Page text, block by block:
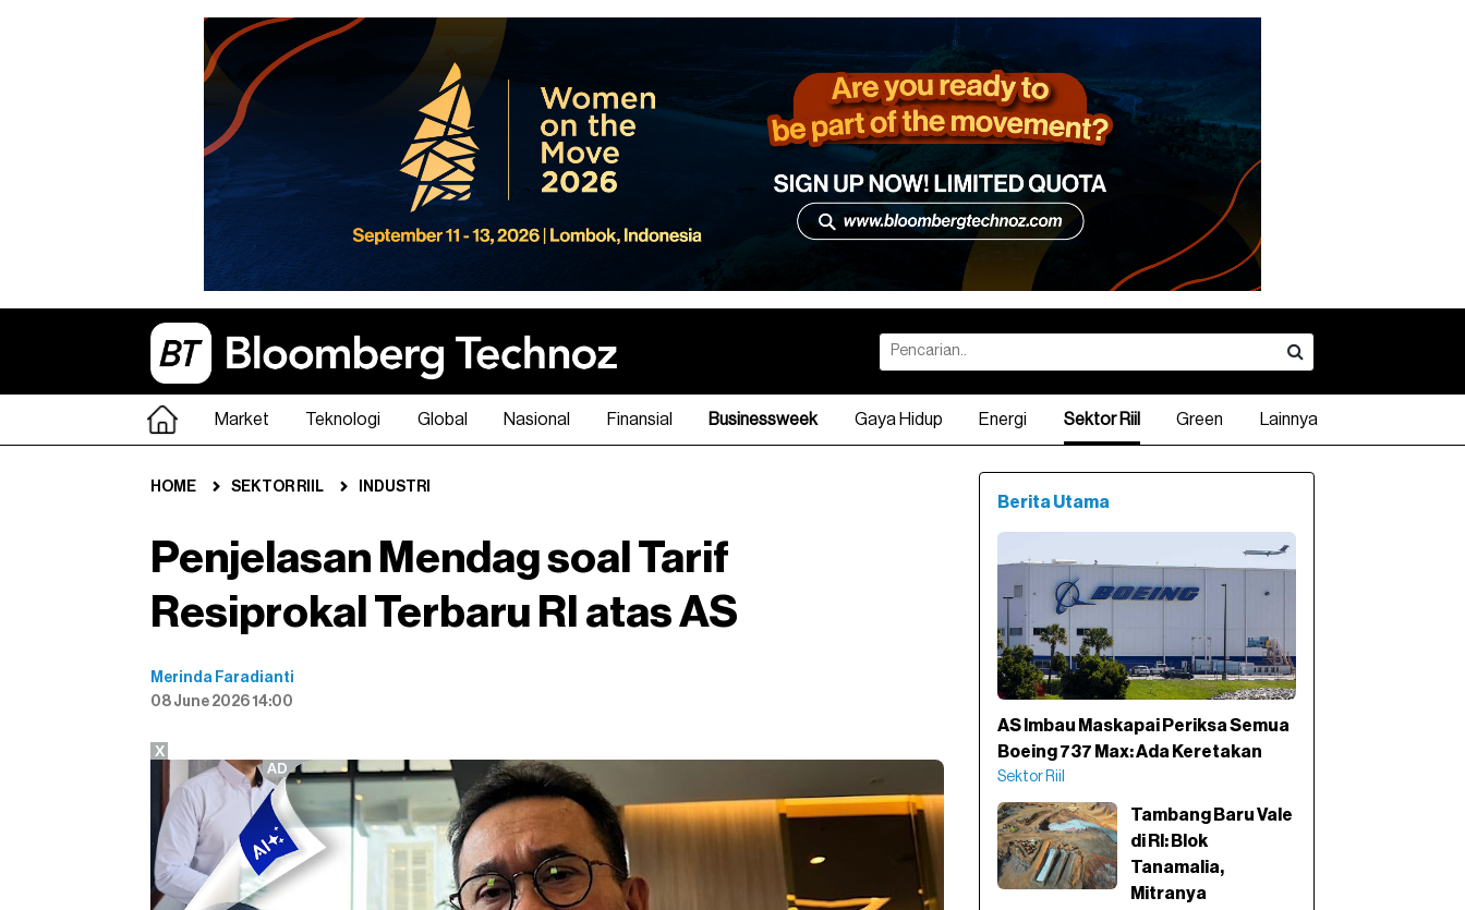
Market Teknologi Global Nasional Finansial Businessweek Gaya Hidup Energi Sektor Riil Green Lainnya
HOME SEKTOR RIIL INDUSTRI
Penjelasan Mendag soal Tarif
Resiprokal Terbaru RI atas AS
Merinda Faradianti
08 June 2026 14:00
Berita Utama
AS Imbau Maskapai Periksa Semua
Boeing 737 Max: Ada Keretakan
Sektor Riil
Tambang Baru Vale
di RI: Blok
Tanamalia,
Mitranya
X